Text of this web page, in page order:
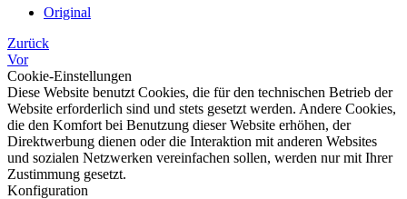
Original
Zurück
Vor
Cookie-Einstellungen
Diese Website benutzt Cookies, die für den technischen Betrieb der
Website erforderlich sind und stets gesetzt werden. Andere Cookies,
die den Komfort bei Benutzung dieser Website erhöhen, der
Direktwerbung dienen oder die Interaktion mit anderen Websites
und sozialen Netzwerken vereinfachen sollen, werden nur mit Ihrer
Zustimmung gesetzt.
Konfiguration